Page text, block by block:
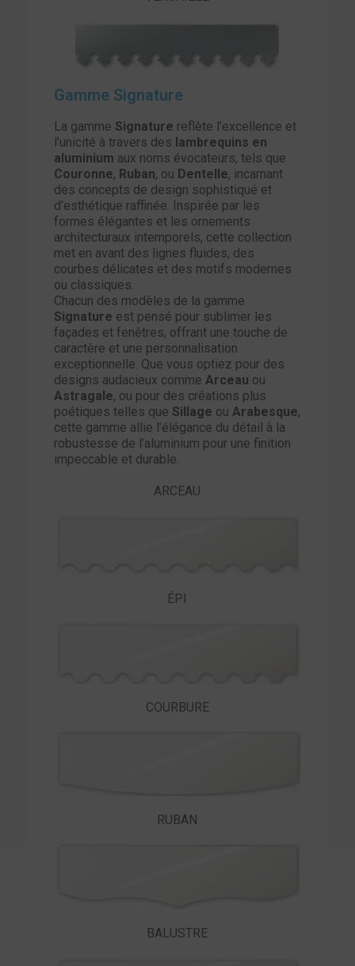
Gamme Signature
La gamme Signature reflète l’excellence et
l’unicité à travers des lambrequins en
aluminium aux noms évocateurs, tels que
Couronne, Ruban, ou Dentelle, incarnant
des concepts de design sophistiqué et
d’esthétique raffinée. Inspirée par les
formes élégantes et les ornements
architecturaux intemporels, cette collection
met en avant des lignes fluides, des
courbes délicates et des motifs modernes
ou classiques.
Chacun des modèles de la gamme
Signature est pensé pour sublimer les
façades et fenêtres, offrant une touche de
caractère et une personnalisation
exceptionnelle. Que vous optiez pour des
designs audacieux commeArceau ou
Astragale, ou pour des créations plus
poétiques telles que Sillage ouArabesque,
cette gamme allie l’élégance du détail à la
robustesse de l’aluminium pour une finition
impeccable et durable.
ARCEAU
ÉPI
COURBURE
RUBAN
BALUSTRE